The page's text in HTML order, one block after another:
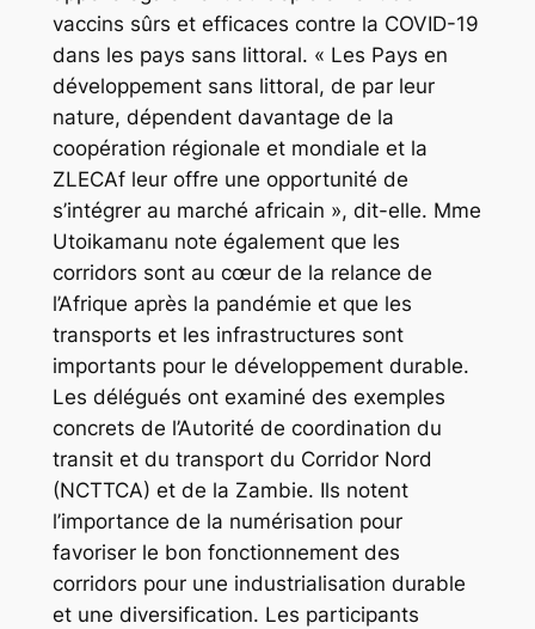
vaccins sûrs et efficaces contre la COVID-19
dans les pays sans littoral. « Les Pays en
développement sans littoral, de par leur
nature, dépendent davantage de la
coopération régionale et mondiale et la
ZLECAf leur offre une opportunité de
s’intégrer au marché africain », dit-elle. Mme
Utoikamanu note également que les
corridors sont au cœur de la relance de
l’Afrique après la pandémie et que les
transports et les infrastructures sont
importants pour le développement durable.
Les délégués ont examiné des exemples
concrets de l’Autorité de coordination du
transit et du transport du Corridor Nord
(NCTTCA) et de la Zambie. Ils notent
l’importance de la numérisation pour
favoriser le bon fonctionnement des
corridors pour une industrialisation durable
et une diversification. Les participants